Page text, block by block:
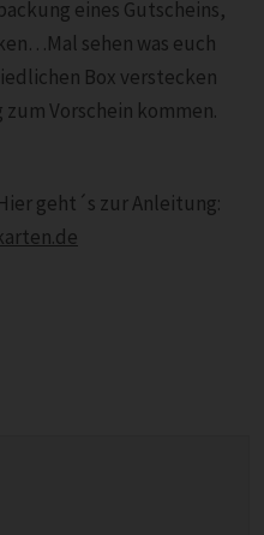
eines Gutscheins,
sehen was euch
Box verstecken
Vorschein kommen.
geht´s zur Anleitung: